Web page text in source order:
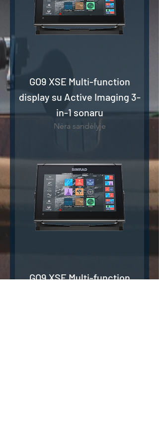
GO9 XSE Multi-function
display su Active Imaging 3-
in-1 sonaru
Nėra sandėlyje
GO9 XSE Multi-function